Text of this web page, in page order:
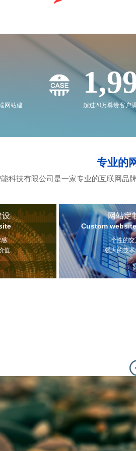
网站建
超过20万尊贵客户
专业的
科技有限公司是一家专业的互联网品
设
值
网站定
Custom
个性的
强大的技